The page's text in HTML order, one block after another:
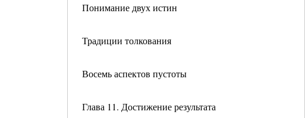
Понимание двух истин
Традиции толкования
Восемь аспектов пустоты
Глава 11. Достижение результата